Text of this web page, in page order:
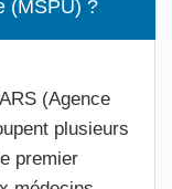
(MSPU) ?
(Agence
plusieurs
premier